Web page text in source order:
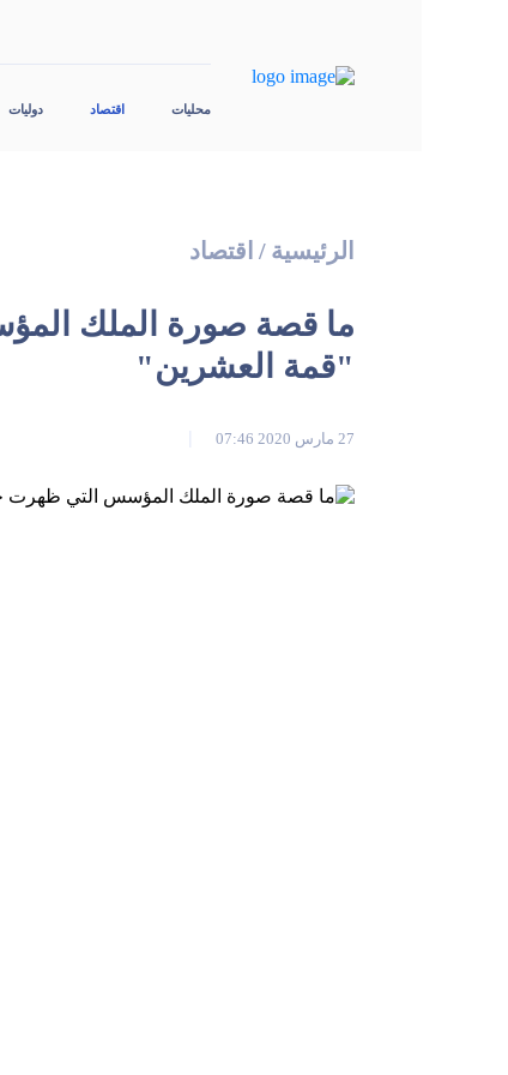
محليات اقتصاد دوليات
الرئيسية / اقتصاد
ما قصة صورة الملك
"قمة العشرين"
27 مارس 2020 07:46